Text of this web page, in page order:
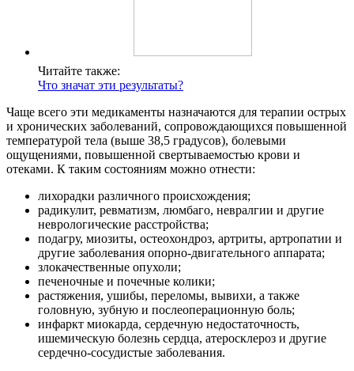
Читайте также:
Что значат эти результаты?
Чаще всего эти медикаменты назначаются для терапии острых
и хронических заболеваний, сопровождающихся повышенной
температурой тела (выше 38,5 градусов), болевыми
ощущениями, повышенной свертываемостью крови и
отеками. К таким состояниям можно отнести:
лихорадки различного происхождения;
радикулит, ревматизм, люмбаго, невралгии и другие
неврологические расстройства;
подагру, миозиты, остеохондроз, артриты, артропатии и
другие заболевания опорно-двигательного аппарата;
злокачественные опухоли;
печеночные и почечные колики;
растяжения, ушибы, переломы, вывихи, а также
головную, зубную и послеоперационную боль;
инфаркт миокарда, сердечную недостаточность,
ишемическую болезнь сердца, атеросклероз и другие
сердечно-сосудистые заболевания.